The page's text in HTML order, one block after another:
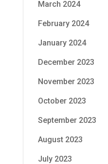
March 2024
February 2024
January 2024
December 2023
November 2023
October 2023
September 2023
August 2023
July 2023